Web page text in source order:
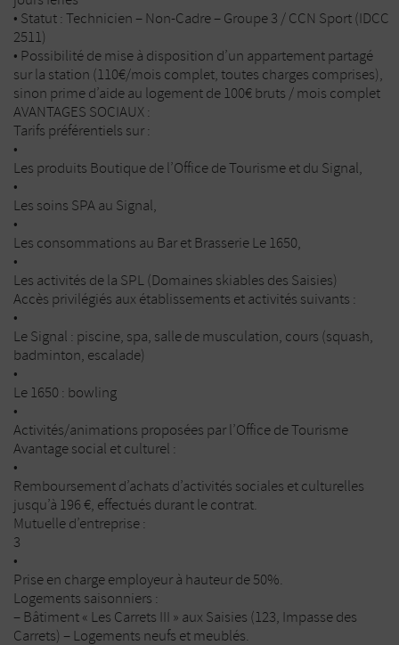
• Statut : Technicien – Non-Cadre – Groupe 3 / CCN Sport (IDCC
2511)
• Possibilité de mise à disposition d’un appartement partagé
sur la station (110€/mois complet, toutes charges comprises),
sinon prime d’aide au logement de 100€ bruts / mois complet
AVANTAGES SOCIAUX :
Tarifs préférentiels sur :
•
Les produits Boutique de l’Office de Tourisme et du Signal,
•
Les soins SPA au Signal,
•
Les consommations au Bar et Brasserie Le 1650,
•
Les activités de la SPL (Domaines skiables des Saisies)
Accès privilégiés aux établissements et activités suivants :
•
Le Signal : piscine, spa, salle de musculation, cours (squash,
badminton, escalade)
•
Le 1650 : bowling
•
Activités/animations proposées par l’Office de Tourisme
Avantage social et culturel :
•
Remboursement d’achats d’activités sociales et culturelles
jusqu’à 196 €, effectués durant le contrat.
Mutuelle d’entreprise :
3
•
Prise en charge employeur à hauteur de 50%.
Logements saisonniers :
– Bâtiment « Les Carrets III » aux Saisies (123, Impasse des
Carrets) – Logements neufs et meublés.